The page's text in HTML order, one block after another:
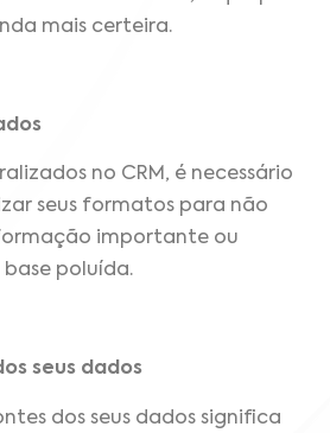
mais certeira.
no CRM, é necessário
seus formatos para não
importante ou
poluída.
seus dados
dos seus dados significa